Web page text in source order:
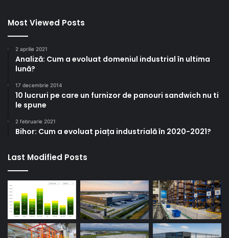
Most Viewed Posts
2 aprilie 2021
Analiză: Cum a evoluat domeniul industrial în ultima
lună?
17 decembrie 2014
10 lucruri pe care un furnizor de panouri sandwich nu ti
le spune
2 februarie 2021
Bihor: Cum a evoluat piața industrială în 2020-2021?
Last Modified Posts